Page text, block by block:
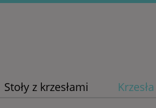
Stoły z krzesłami Krzesła